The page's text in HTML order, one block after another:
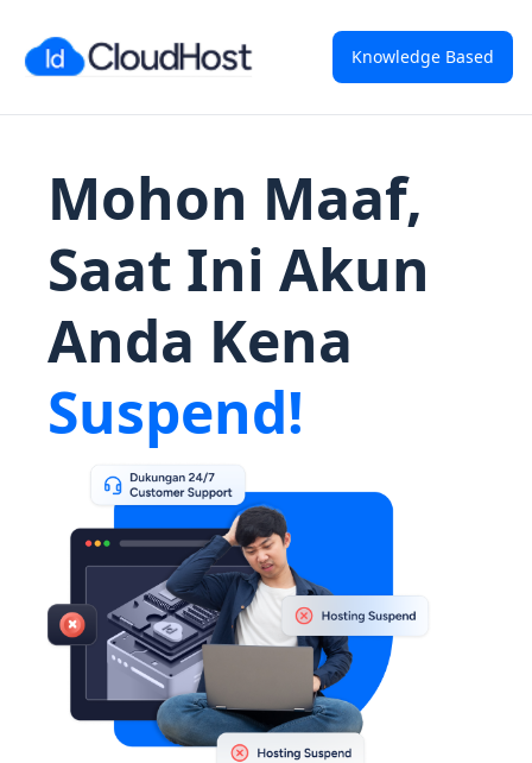
Knowledge Based
Mohon Maaf,
Saat Ini Akun
Anda Kena
Suspend!